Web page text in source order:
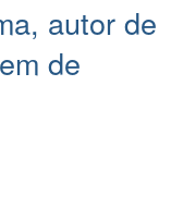
autor de
de